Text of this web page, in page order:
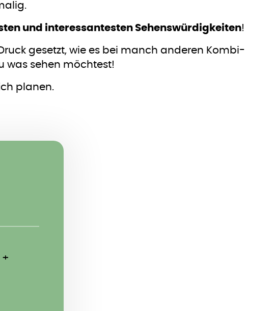
und interessantesten Sehenswürdigkeiten!
gesetzt, wie es bei manch anderen Kombi-
was sehen möchtest!
planen.
+